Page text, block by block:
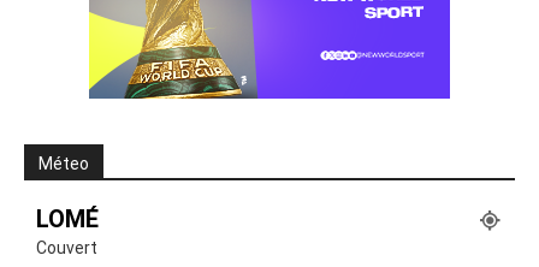
Méteo
LOMÉ
Couvert